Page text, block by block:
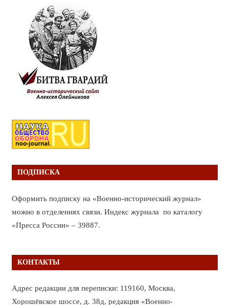
ПОДПИСКА
Оформить подписку на «Военно-исторический журнал»
можно в отделениях связи. Индекс журнала по каталогу
«Пресса России» – 39887.
КОНТАКТЫ
Адрес редакции для переписки: 119160, Москва,
Хорошёвское шоссе, д. 38д, редакция «Военно-